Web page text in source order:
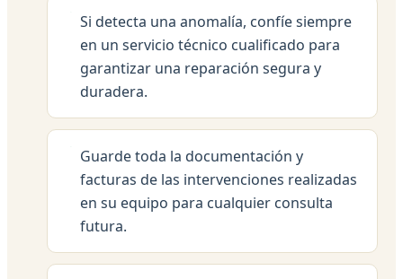
Si detecta una anomalía, confíe siempre
en un servicio técnico cualificado para
garantizar una reparación segura y
duradera.
Guarde toda la documentación y
facturas de las intervenciones realizadas
en su equipo para cualquier consulta
futura.